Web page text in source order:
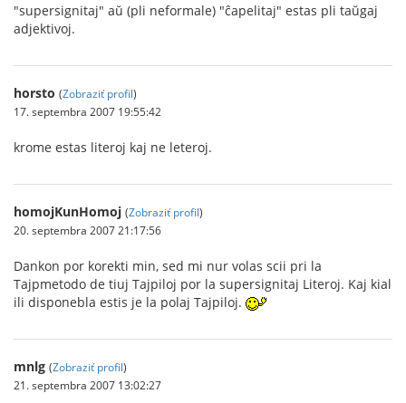
"supersignitaj" aŭ (pli neformale) "ĉapelitaj" estas pli taŭgaj
adjektivoj.
horsto (Zobraziť profil)
17. septembra 2007 19:55:42
krome estas literoj kaj ne leteroj.
homojKunHomoj (Zobraziť profil)
20. septembra 2007 21:17:56
Dankon por korekti min, sed mi nur volas scii pri la
Tajpmetodo de tiuj Tajpiloj por la supersignitaj Literoj. Kaj kial
ili disponebla estis je la polaj Tajpiloj.
mnlg (Zobraziť profil)
21. septembra 2007 13:02:27